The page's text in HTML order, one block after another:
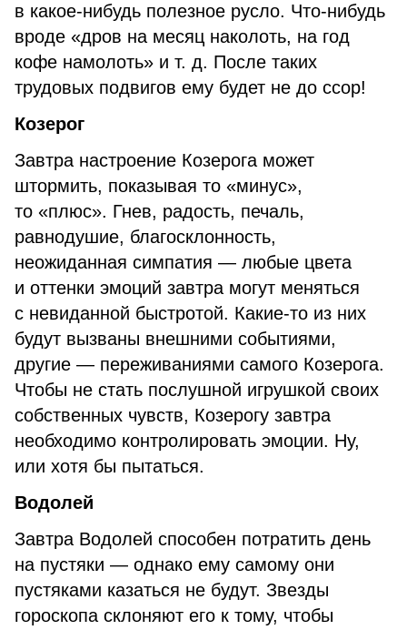
в какое-нибудь полезное русло. Что-нибудь
вроде «дров на месяц наколоть, на год
кофе намолоть» и т. д. После таких
трудовых подвигов ему будет не до ссор!
Козерог
Завтра настроение Козерога может
штормить, показывая то «минус»,
то «плюс». Гнев, радость, печаль,
равнодушие, благосклонность,
неожиданная симпатия — любые цвета
и оттенки эмоций завтра могут меняться
с невиданной быстротой. Какие-то из них
будут вызваны внешними событиями,
другие — переживаниями самого Козерога.
Чтобы не стать послушной игрушкой своих
собственных чувств, Козерогу завтра
необходимо контролировать эмоции. Ну,
или хотя бы пытаться.
Водолей
Завтра Водолей способен потратить день
на пустяки — однако ему самому они
пустяками казаться не будут. Звезды
гороскопа склоняют его к тому, чтобы